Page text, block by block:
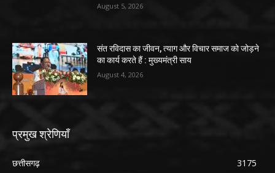
August 5, 2026
संत रविदास का जीवन, त्याग और विचार समाज को जोड़ने
का कार्य करते हैं : मुख्यमंत्री साय
August 4, 2026
प्रमुख श्रेणियाँ
छत्तीसगढ़
3175